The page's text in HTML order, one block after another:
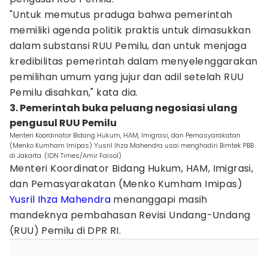
"Untuk memutus praduga bahwa pemerintah
memiliki agenda politik praktis untuk dimasukkan
dalam substansi RUU Pemilu, dan untuk menjaga
kredibilitas pemerintah dalam menyelenggarakan
pemilihan umum yang jujur dan adil setelah RUU
Pemilu disahkan," kata dia.
3. Pemerintah buka peluang negosiasi ulang
pengusul RUU Pemilu
Menteri Koordinator Bidang Hukum, HAM, Imigrasi, dan Pemasyarakatan
(Menko Kumham Imipas) Yusril Ihza Mahendra usai menghadiri Bimtek PBB
di Jakarta. (IDN Times/Amir Faisol)
Menteri Koordinator Bidang Hukum, HAM, Imigrasi,
dan Pemasyarakatan (Menko Kumham Imipas)
Yusril Ihza Mahendra menanggapi masih
mandeknya pembahasan Revisi Undang-Undang
(RUU) Pemilu di DPR RI.